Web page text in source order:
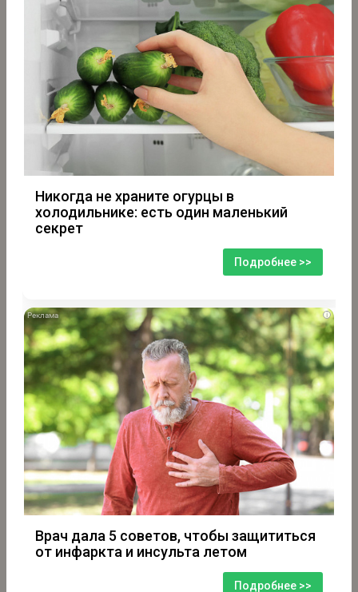
Никогда не храните огурцы в
холодильнике: есть один маленький
секрет
Подробнее >>
i
Врач дала 5 советов, чтобы защититься
от инфаркта и инсульта летом
Подробнее >>